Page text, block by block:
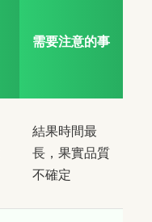
需要注意的事
結果時間最
長，果實品質
不確定